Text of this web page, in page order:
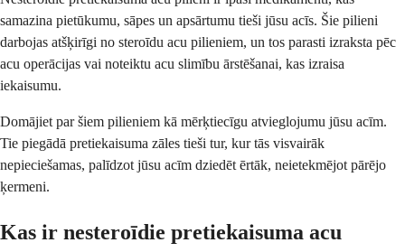
samazina pietūkumu, sāpes un apsārtumu tieši jūsu acīs. Šie pilieni
darbojas atšķirīgi no steroīdu acu pilieniem, un tos parasti izraksta pēc
acu operācijas vai noteiktu acu slimību ārstēšanai, kas izraisa
iekaisumu.
Domājiet par šiem pilieniem kā mērķtiecīgu atvieglojumu jūsu acīm.
Tie piegādā pretiekaisuma zāles tieši tur, kur tās visvairāk
nepieciešamas, palīdzot jūsu acīm dziedēt ērtāk, neietekmējot pārējo
ķermeni.
Kas ir nesteroīdie pretiekaisuma acu